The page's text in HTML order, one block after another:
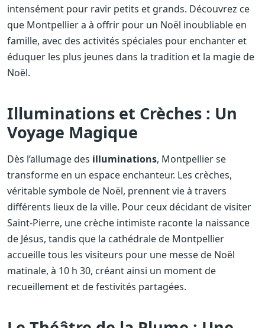
intensément pour ravir petits et grands. Découvrez ce
que Montpellier a à offrir pour un Noël inoubliable en
famille, avec des activités spéciales pour enchanter et
éduquer les plus jeunes dans la tradition et la magie de
Noël.
Illuminations et Crèches : Un
Voyage Magique
Dès l’allumage des illuminations, Montpellier se
transforme en un espace enchanteur. Les crèches,
véritable symbole de Noël, prennent vie à travers
différents lieux de la ville. Pour ceux décidant de visiter
Saint-Pierre, une crèche intimiste raconte la naissance
de Jésus, tandis que la cathédrale de Montpellier
accueille tous les visiteurs pour une messe de Noël
matinale, à 10 h 30, créant ainsi un moment de
recueillement et de festivités partagées.